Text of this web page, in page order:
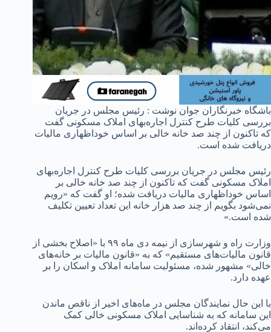
باشگاه خبرنگاران جوان نوشت : رئیس مجلس در جریان
بررسی کلیات طرح کنترل اجاره‌بهای املاک مسکونی گفت
که تاکنون از چند صد خانه خالی بر اساس خوداظهاری مالیات
دریافت شده است.
رئیس مجلس در جریان بررسی کلیات طرح کنترل اجاره‌بهای
املاک مسکونی گفت که تاکنون از چند صد خانه خالی بر
اساس خوداظهاری مالیات دریافت شده؛ او گفت که «رویم
نمی‌شود بگویم از چند صد هزار خانه این تعداد تعیین تکلیف
شده است.»
وزارت راه و شهرسازی از نیمه دی ماه ۹۹ با «اصلاح بخشی از
قانون مالیات‌های مستقیم» که به «قانون مالیات بر خانه‌های
خالی» مشهور شده، مسئولیت سامانه املاک و اسکان را بر
عهده دارد.
با این حال نمایندگان مجلس در ماه‌های اخیر از ناقص ماندن
این سامانه که به شناسایی املاک مسکونی خالی کمک
می‌کند، انتقاد کرده‌اند.